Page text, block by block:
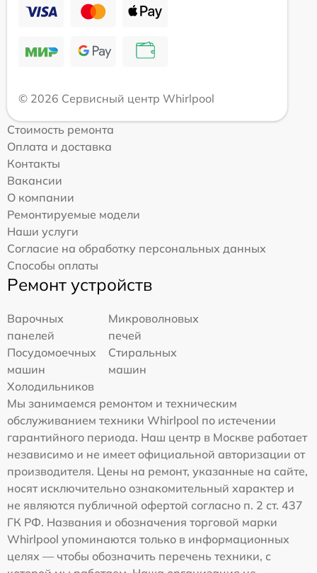
© 2026 Сервисный центр Whirlpool
Стоимость ремонта
Оплата и доставка
Контакты
Вакансии
О компании
Ремонтируемые модели
Наши услуги
Согласие на обработку персональных данных
Способы оплаты
Ремонт устройств
Варочных
панелей
Микроволновых
печей
Посудомоечных
машин
Стиральных
машин
Холодильников
Мы занимаемся ремонтом и техническим
обслуживанием техники Whirlpool по истечении
гарантийного периода. Наш центр в Москве работает
независимо и не имеет официальной авторизации от
производителя. Цены на ремонт, указанные на сайте,
носят исключительно ознакомительный характер и
не являются публичной офертой согласно п. 2 ст. 437
ГК РФ. Названия и обозначения торговой марки
Whirlpool упоминаются только в информационных
целях — чтобы обозначить перечень техники, с